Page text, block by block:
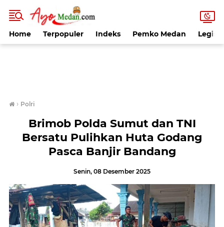
Home Terpopuler Indeks Pemko Medan
› Polri
Brimob Polda Sumut dan TNI
Bersatu Pulihkan Huta Godang
Pasca Banjir Bandang
Senin, 08 Desember 2025